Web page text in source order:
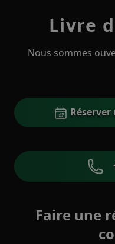
Livre
Nous sommes
Faire une